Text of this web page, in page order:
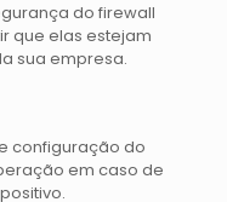
do firewall
que elas estejam
sua empresa.
configuração do
em caso de